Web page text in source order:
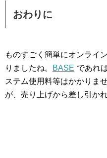
おわりに
ものすごく簡単にオンライ
りましたね。
BASE であれ
ステム使用料等はかかりま
が、売り上げから差し引かれ